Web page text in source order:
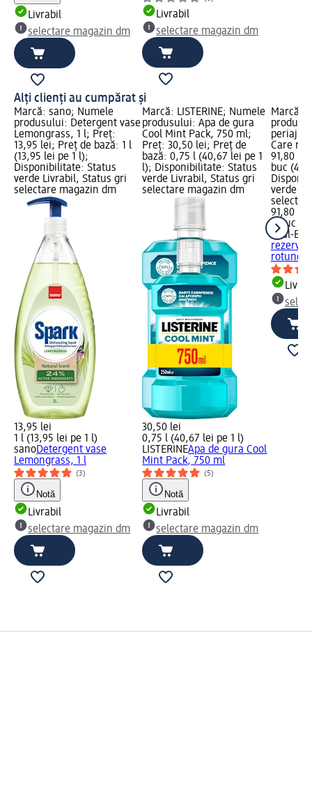
Livrabil
selectare magazin dm
Livrabil
selectare magazin dm
Alți clienți au cumpărat și
Marcă: sano; Numele
produsului: Detergent vase
Lemongrass, 1 l; Preț:
13,95 lei; Preț de bază: 1 l
(13,95 lei pe 1 l);
Disponibilitate: Status
verde Livrabil, Status gri
selectare magazin dm
13,95 lei
1 l (13,95 lei pe 1 l)
sanoDetergent vase
Lemongrass, 1 l
(3)
Notă
Livrabil
selectare magazin dm
Marcă: LISTERINE; Numele
produsului: Apa de gura
Cool Mint Pack, 750 ml;
Preț: 30,50 lei; Preț de
bază: 0,75 l (40,67 lei pe 1
l); Disponibilitate: Status
verde Livrabil, Status gri
selectare magazin dm
30,50 lei
0,75 l (40,67 lei pe 1 l)
LISTERINEApa de gura Cool
Mint Pack, 750 ml
(5)
Notă
Livrabil
selectare magazin dm
Marcă:
periaj
Care
91,80
buc
verde
91,80 lei
2 buc
Oral-B
rezervă